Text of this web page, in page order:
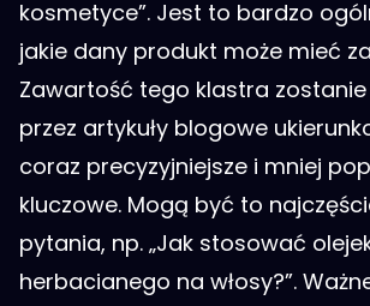
kosmetyce”. Jest to bardzo
jakie dany produkt może mieć
Zawartość tego klastra zostanie
przez artykuły blogowe
coraz precyzyjniejsze i mniej
kluczowe. Mogą być to
pytania, np. „Jak stosować
herbacianego na włosy?”.